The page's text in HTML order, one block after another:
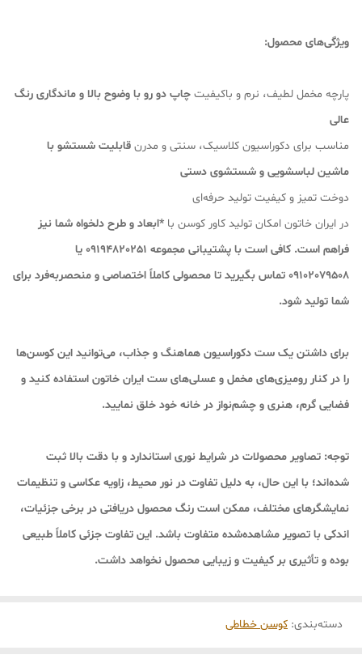
ویژگی‌های محصول:
پارچه مخمل لطیف، نرم و باکیفیت چاپ دو رو با وضوح بالا و ماندگاری رنگ
عالی
مناسب برای دکوراسیون کلاسیک، سنتی و مدرن قابلیت شستشو با
ماشین لباسشویی و شستشوی دستی
دوخت تمیز و کیفیت تولید حرفه‌ای
در ایران خاتون امکان تولید کاور کوسن با *ابعاد و طرح دلخواه شما نیز
فراهم است. کافی است با پشتیبانی مجموعه 09194820251 یا
09102079508 تماس بگیرید تا محصولی کاملاً اختصاصی و منحصربه‌فرد برای
شما تولید شود.
برای داشتن یک ست دکوراسیون هماهنگ و جذاب، می‌توانید این کوسن‌ها
را در کنار رومیزی‌های مخمل و عسلی‌های ست ایران خاتون استفاده کنید و
فضایی گرم، هنری و چشم‌نواز در خانه خود خلق نمایید.
توجه: تصاویر محصولات در شرایط نوری استاندارد و با دقت بالا ثبت
شده‌اند؛ با این حال، به دلیل تفاوت در نور محیط، زاویه عکاسی و تنظیمات
نمایشگرهای مختلف، ممکن است رنگ محصول دریافتی در برخی جزئیات،
اندکی با تصویر مشاهده‌شده متفاوت باشد. این تفاوت جزئی کاملاً طبیعی
بوده و تأثیری بر کیفیت و زیبایی محصول نخواهد داشت.
دسته‌بندی: کوسن خطاطی